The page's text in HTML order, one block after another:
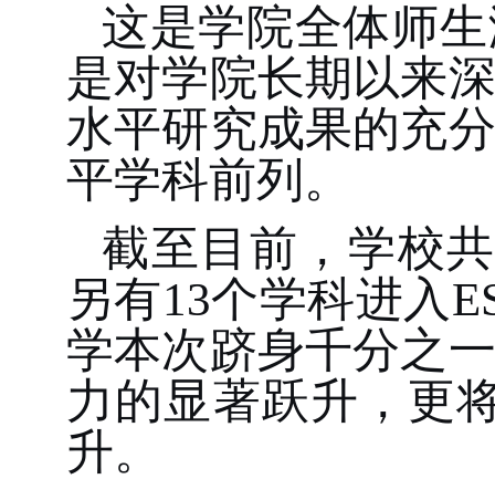
这是学院全体师
是对学院长期以来
水平研究成果的充
平学科前列。
截至目前，学校
另有13个学科进入
学本次跻身千分之
力的显著跃升，更
升。